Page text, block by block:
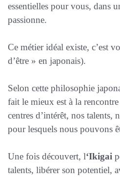
essentielles pour vous, dans
passionne.
Ce métier idéal existe, c’est
d’être » en japonais).
Selon cette philosophie
fait le mieux est à la
centres d’intérêt, nos talents,
pour lesquels nous pouvons
Une fois découvert, l‘Ikigai
talents, libérer son potentiel,